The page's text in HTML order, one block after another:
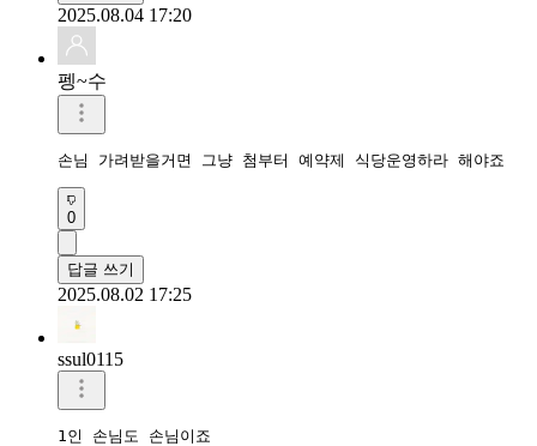
2025.08.04 17:20
펭~수
손님 가려받을거면 그냥 첨부터 예약제 식당운영하라 해야죠
0
답글 쓰기
2025.08.02 17:25
ssul0115
1인 손님도 손님이죠